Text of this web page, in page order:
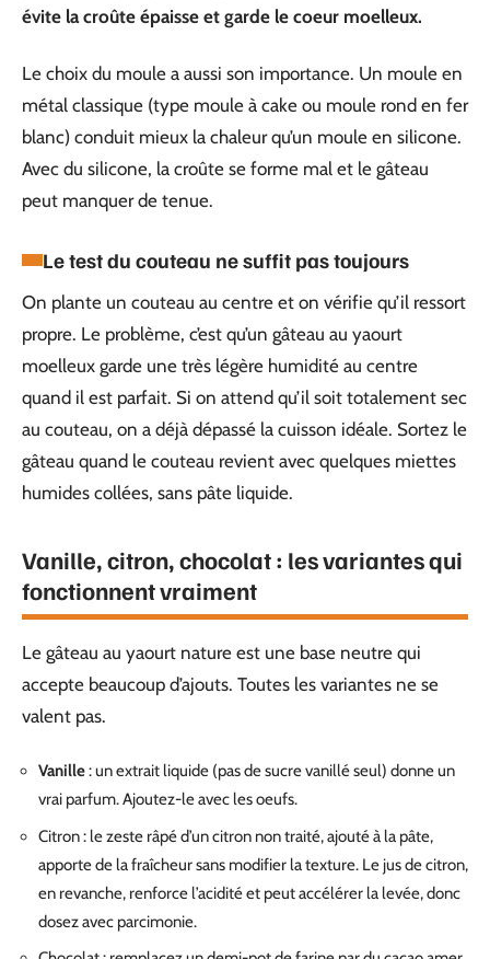
évite la croûte épaisse et garde le coeur moelleux.
Le choix du moule a aussi son importance. Un moule en
métal classique (type moule à cake ou moule rond en fer
blanc) conduit mieux la chaleur qu’un moule en silicone.
Avec du silicone, la croûte se forme mal et le gâteau
peut manquer de tenue.
Le test du couteau ne suffit pas toujours
On plante un couteau au centre et on vérifie qu’il ressort
propre. Le problème, c’est qu’un gâteau au yaourt
moelleux garde une très légère humidité au centre
quand il est parfait. Si on attend qu’il soit totalement sec
au couteau, on a déjà dépassé la cuisson idéale. Sortez le
gâteau quand le couteau revient avec quelques miettes
humides collées, sans pâte liquide.
Vanille, citron, chocolat : les variantes qui
fonctionnent vraiment
Le gâteau au yaourt nature est une base neutre qui
accepte beaucoup d’ajouts. Toutes les variantes ne se
valent pas.
Vanille: un extrait liquide (pas de sucre vanillé seul) donne un
vrai parfum. Ajoutez-le avec les oeufs.
Citron : le zeste râpé d’un citron non traité, ajouté à la pâte,
apporte de la fraîcheur sans modifier la texture. Le jus de citron,
en revanche, renforce l’acidité et peut accélérer la levée, donc
dosez avec parcimonie.